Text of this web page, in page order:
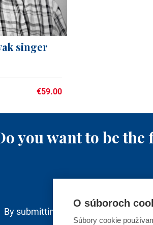
singer
€59.00
you want to be
By submitting my email address, I
O súboroch
Súbory cookie